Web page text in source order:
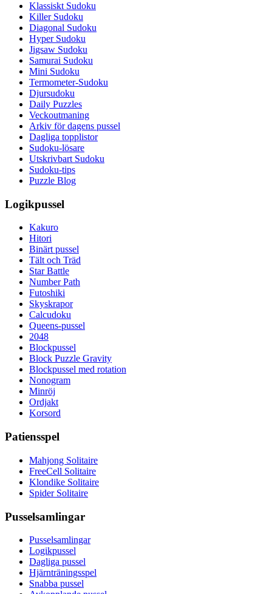
Klassiskt Sudoku
Killer Sudoku
Diagonal Sudoku
Hyper Sudoku
Jigsaw Sudoku
Samurai Sudoku
Mini Sudoku
Termometer-Sudoku
Djursudoku
Daily Puzzles
Veckoutmaning
Arkiv för dagens pussel
Dagliga topplistor
Sudoku-lösare
Utskrivbart Sudoku
Sudoku-tips
Puzzle Blog
Logikpussel
Kakuro
Hitori
Binärt pussel
Tält och Träd
Star Battle
Number Path
Futoshiki
Skyskrapor
Calcudoku
Queens-pussel
2048
Blockpussel
Block Puzzle Gravity
Blockpussel med rotation
Nonogram
Minröj
Ordjakt
Korsord
Patiensspel
Mahjong Solitaire
FreeCell Solitaire
Klondike Solitaire
Spider Solitaire
Pusselsamlingar
Pusselsamlingar
Logikpussel
Dagliga pussel
Hjärnträningsspel
Snabba pussel